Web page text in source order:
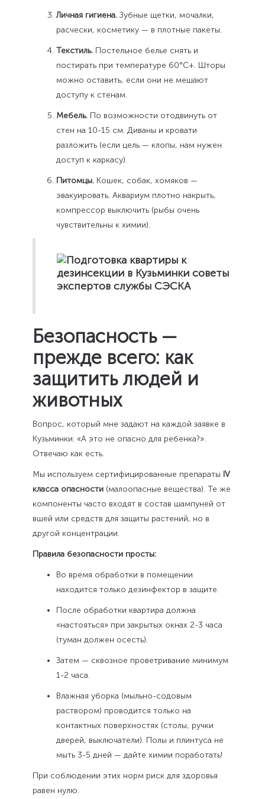
Личная гигиена.Зубные щетки, мочалки,
расчески, косметику — в плотные пакеты.
Текстиль.Постельное белье снять и
постирать при температуре 60°C+. Шторы
можно оставить, если они не мешают
доступу к стенам.
Мебель.По возможности отодвинуть от
стен на 10-15 см. Диваны и кровати
разложить (если цель — клопы, нам нужен
доступ к каркасу).
Питомцы.Кошек, собак, хомяков —
эвакуировать. Аквариум плотно накрыть,
компрессор выключить (рыбы очень
чувствительны к химии).
Безопасность —
прежде всего: как
защитить людей и
животных
Вопрос, который мне задают на каждой заявке в
Кузьминки: «А это не опасно для ребенка?».
Отвечаю как есть.
Мы используем сертифицированные препараты IV
класса опасности(малоопасные вещества). Те же
компоненты часто входят в состав шампуней от
вшей или средств для защиты растений, но в
другой концентрации.
Правила безопасности просты:
Во время обработки в помещении
находится только дезинфектор в защите.
После обработки квартира должна
«настояться» при закрытых окнах 2-3 часа
(туман должен осесть).
Затем — сквозное проветривание минимум
1-2 часа.
Влажная уборка (мыльно-содовым
раствором) проводится только на
контактных поверхностях (столы, ручки
дверей, выключатели). Полы и плинтуса не
мыть 3-5 дней — дайте химии поработать!
При соблюдении этих норм риск для здоровья
равен нулю.